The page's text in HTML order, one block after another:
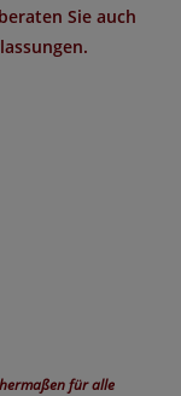
Sie auch
für alle